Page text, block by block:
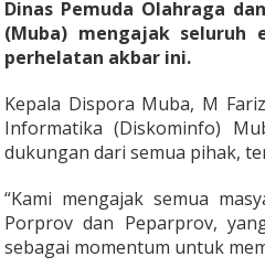
Dinas Pemuda Olahraga
(Muba) mengajak seluruh
perhelatan akbar ini.
Kepala Dispora Muba, M
Informatika (Diskominfo)
dukungan dari semua pihak,
“Kami mengajak semua
Porprov dan Peparprov,
sebagai momentum untuk